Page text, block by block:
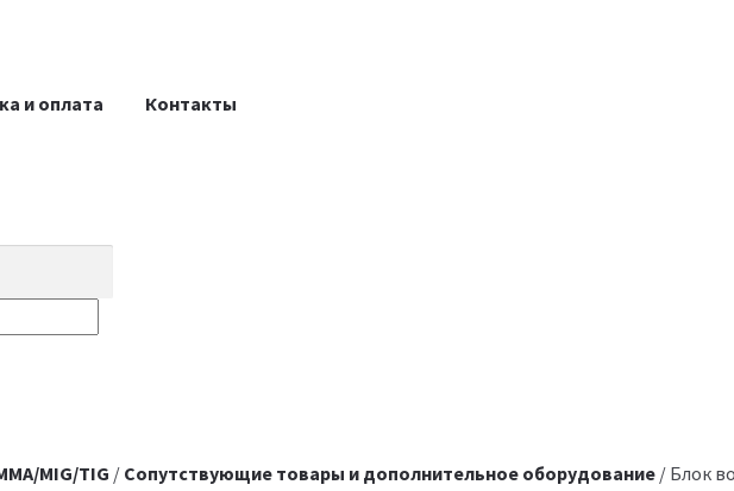
и оплата Контакты
MIG/TIG / Сопутствующие товары и дополнительное оборудование / Блок